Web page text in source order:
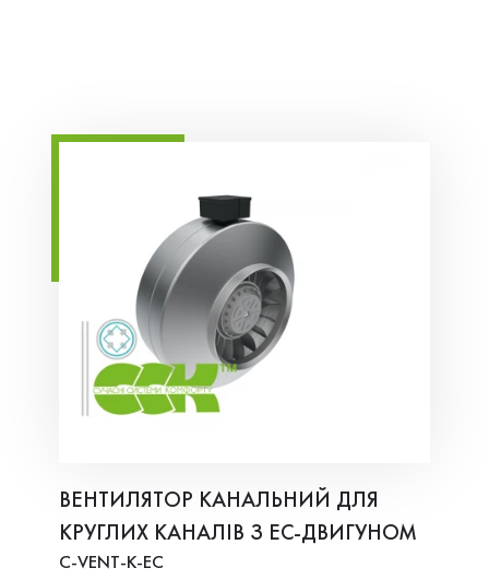
ВЕНТИЛЯТОР КАНАЛЬНИЙ ДЛЯ
КРУГЛИХ КАНАЛІВ З EС-ДВИГУНОМ
C-VENT-K-EC